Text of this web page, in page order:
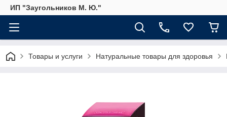
ИП "Заугольников М. Ю."
Товары и услуги Натуральные товары для здоровья